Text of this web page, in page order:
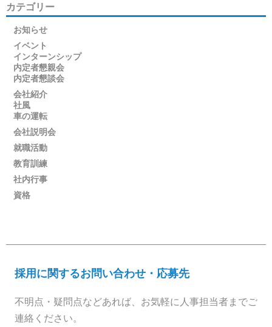
カテゴリー
お知らせ
イベント
インターンシップ
内定者懇親会
内定者懇談会
会社紹介
社風
車の運転
会社説明会
就職活動
教育訓練
社内行事
資格
採用に関するお問い合わせ・応募先
不明点・疑問点などあれば、お気軽に人事担当者までご
連絡ください。